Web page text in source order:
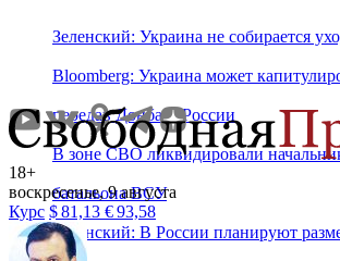
Зеленский: Украина не собирается
Bloomberg: Украина может
передав Донбасс России
В зоне СВО ликвидировали
батальона ВСУ
Зеленский: В России планируют
18+
воскресенье, 9 августа
Курс $81,13 €93,58